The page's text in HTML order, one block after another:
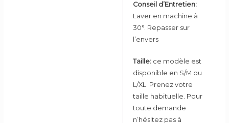
Conseil d’Entretien:
Laver en machine à
30°. Repasser sur
l’envers
Taille:ce modèle est
disponible en S/M ou
L/XL. Prenez votre
taille habituelle. Pour
toute demande
n’hésitez pas à